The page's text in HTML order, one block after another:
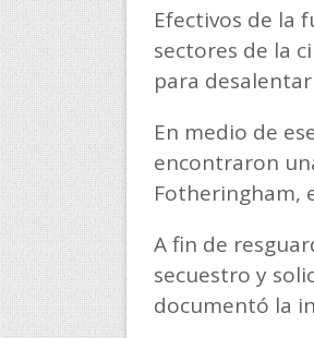
Efectivos de la
sectores de la
para
En medio de
encontraron
Fotheringham,
A fin de
secuestro y
documentó la